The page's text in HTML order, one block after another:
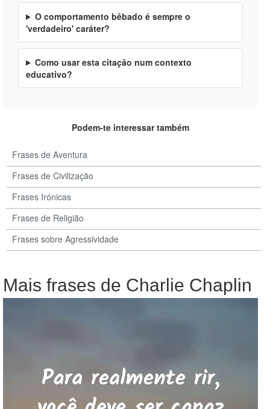
O comportamento bêbado é sempre o
'verdadeiro' caráter?
Como usar esta citação num contexto
educativo?
Podem-te interessar também
Frases de Aventura
Frases de Civilização
Frases Irónicas
Frases de Religião
Frases sobre Agressividade
Mais frases de Charlie Chaplin